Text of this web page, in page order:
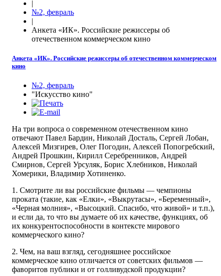
|
№2, февраль
|
Анкета «ИК». Российские режиссеры об
отечественном коммерческом кино
Анкета «ИК». Российские режиссеры об отечественном коммерческом
кино
№2, февраль
"Искусство кино"
На три вопроса о современном отечественном кино
отвечают Павел Бардин, Николай Досталь, Сергей Лобан,
Алексей Мизгирев, Олег Погодин, Алексей Попогребский,
Андрей Прошкин, Кирилл Серебренников, Андрей
Смирнов, Сергей Урсуляк, Борис Хлебников, Николай
Хомерики, Владимир Хотиненко.
1. Смотрите ли вы российские фильмы — чемпионы
проката (такие, как «Елки», «Выкрутасы», «Беременный»,
«Черная молния», «Высоцкий. Спасибо, что живой» и т.п.),
и если да, то что вы думаете об их качестве, функциях, об
их конкурентоспособности в контексте мирового
коммерческого кино?
2. Чем, на ваш взгляд, сегодняшнее российское
коммерческое кино отличается от советских фильмов —
фаворитов публики и от голливудской продукции?